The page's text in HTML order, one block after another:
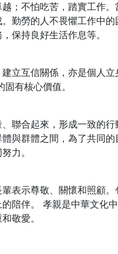
；不怕吃苦，踏實工作
勤勞的人不畏懼工作中
保持良好生活作息等。
立互信關係，亦是個人
有核心價值。
聯合起來，形成一致的
與群體之間，為了共同
力。
表示尊敬、關懷和照顧
陪伴。 孝親是中華文化
敬愛。